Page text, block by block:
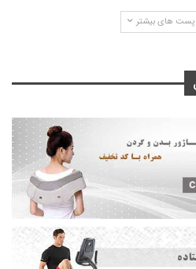
پست های بیشتر